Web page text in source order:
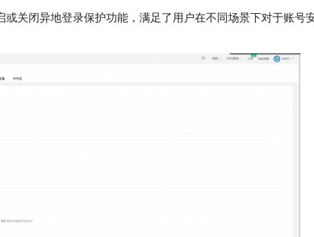
关闭异地登录保护功能，满足了用户在不同场景下对于账号